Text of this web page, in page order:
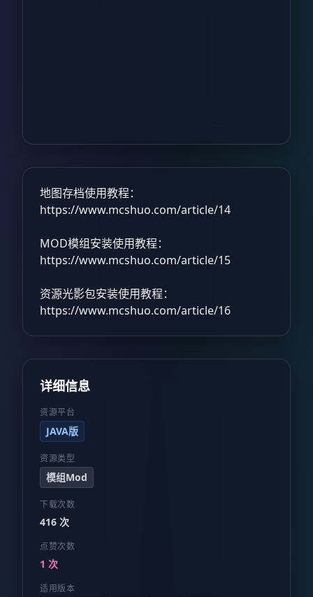
地图存档使用教程：
https://www.mcshuo.com/article/14
MOD模组安装使用教程：
https://www.mcshuo.com/article/15
资源光影包安装使用教程：
https://www.mcshuo.com/article/16
详细信息
资源平台
JAVA版
资源类型
模组Mod
下载次数
416 次
点赞次数
1 次
适用版本